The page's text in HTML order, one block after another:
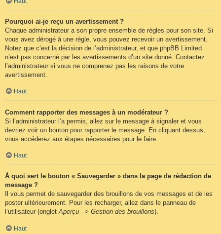
Pourquoi ai-je reçu un avertissement ?
Chaque administrateur a son propre ensemble de règles pour son site. Si
vous avez dérogé à une règle, vous pouvez recevoir un avertissement.
Notez que c’est la décision de l’administrateur, et que phpBB Limited
n’est pas concerné par les avertissements d’un site donné. Contactez
l’administrateur si vous ne comprenez pas les raisons de votre
avertissement.
Haut
Comment rapporter des messages à un modérateur ?
Si l’administrateur l’a permis, allez sur le message à signaler et vous
devriez voir un bouton pour rapporter le message. En cliquant dessus,
vous accéderez aux étapes nécessaires pour le faire.
Haut
À quoi sert le bouton « Sauvegarder » dans la page de rédaction de
message ?
Il vous permet de sauvegarder des brouillons de vos messages et de les
poster ultérieurement. Pour les recharger, allez dans le panneau de
l’utilisateur (ongletAperçu --> Gestion des brouillons).
Haut